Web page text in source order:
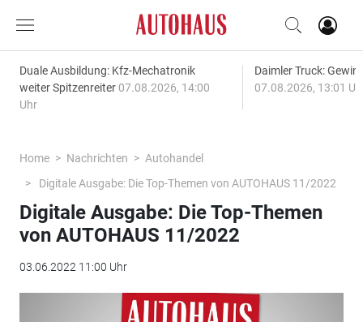
Duale Ausbildung: Kfz-Mechatronik
weiter Spitzenreiter 07.08.2026, 14:00
Uhr
Daimler Truck:
07.08.2026, 13:01
Home Nachrichten
Autohandel
Digitale Ausgabe: Die Top-Themen von AUTOHAUS 11/2022
Digitale Ausgabe: Die Top-Themen
von AUTOHAUS 11/2022
03.06.2022 11:00 Uhr